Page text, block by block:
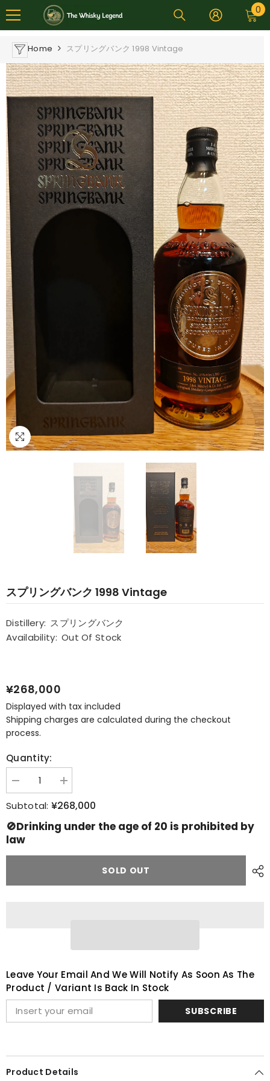
SKIP TO CONTENT 00
Home スプリングバンク 1998 Vintage
スプリングバンク 1998 Vintage
Distillery: スプリングバンク
Availability: Out Of Stock
¥268,000
Displayed with tax included
Shipping charges are calculated during the checkout
process.
Quantity:
Decrease
quantity
for
プ
ン
グ
ク
Increase
quantity
for
プ
グ
ク
Subtotal: ¥268,000
🚫Drinking under the age of 20 is prohibited by
law
SOLD OUT
Leave Your Email And We Will Notify As Soon As The
Product / Variant Is Back In Stock
SUBSCRIBE
Product Details